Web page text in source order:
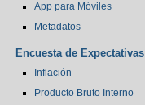
App para Móviles
Metadatos
Encuesta de Expectativas
Inflación
Producto Bruto Interno